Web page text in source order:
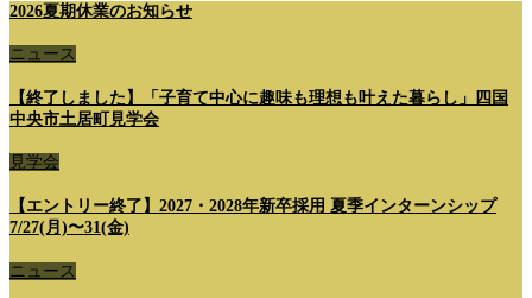
2026夏期休業のお知らせ
ニュース
【終了しました】「子育て中心に趣味も理想も叶えた暮らし」四国
中央市土居町見学会
見学会
【エントリー終了】2027・2028年新卒採用 夏季インターンシップ
7/27(月)〜31(金)
ニュース